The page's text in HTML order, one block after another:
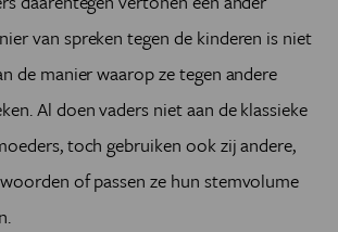
van spreken tegen de kinderen is niet
de manier waarop ze tegen andere
Al doen vaders niet aan de klassieke
toch gebruiken ook zij andere,
of passen ze hun stemvolume